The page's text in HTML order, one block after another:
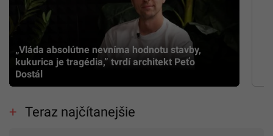
„Vláda absolútne nevníma hodnotu stavby,
kukurica je tragédia,” tvrdí architekt Peťo
Dostál
Teraz najčítanejšie